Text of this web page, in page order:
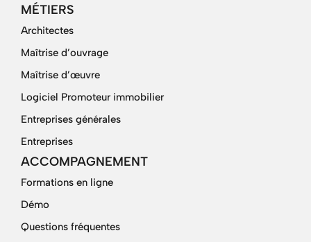
MÉTIERS
Architectes
Maîtrise d’ouvrage
Maîtrise d’œuvre
Logiciel Promoteur immobilier
Entreprises générales
Entreprises
ACCOMPAGNEMENT
Formations en ligne
Démo
Questions fréquentes